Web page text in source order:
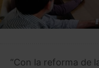
“Con la reforma de